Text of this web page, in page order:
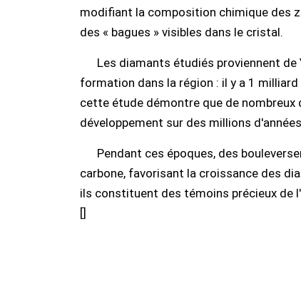
modifiant la composition chimique des
des « bagues » visibles dans le cristal.
Les diamants étudiés proviennent de
formation dans la région : il y a 1
cette étude démontre que de
développement sur des millions
Pendant ces époques, des
carbone, favorisant la croissance des
ils constituent des témoins précieux de
[]